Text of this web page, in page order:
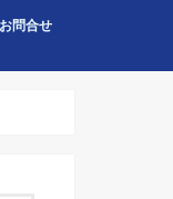
お問合せ